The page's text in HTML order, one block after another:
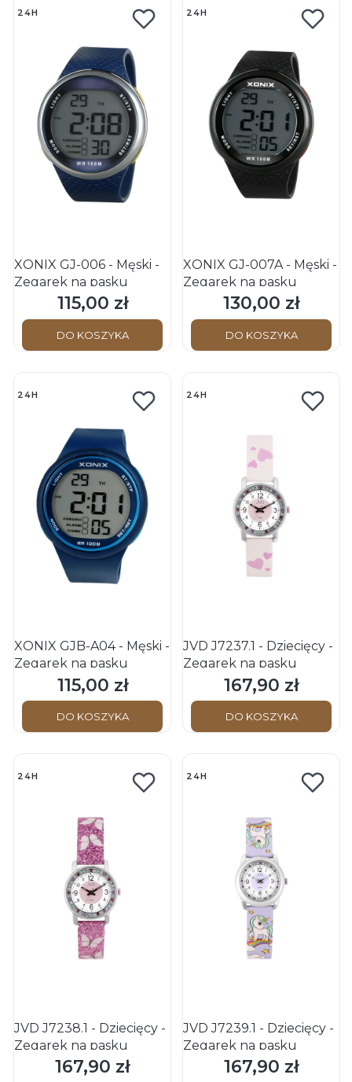
24H
XONIX GJ-006 - Męski -
Zegarek na pasku
Cena
115,00 zł
DO KOSZYKA
24H
XONIX GJ-007A - Męski -
Zegarek na pasku
Cena
130,00 zł
DO KOSZYKA
24H
XONIX GJB-A04 - Męski -
Zegarek na pasku
Cena
115,00 zł
DO KOSZYKA
24H
JVD J7237.1 - Dziecięcy -
Zegarek na pasku
Cena
167,90 zł
DO KOSZYKA
24H
JVD J7238.1 - Dziecięcy -
Zegarek na pasku
Cena
167,90 zł
24H
JVD J7239.1 - Dziecięcy -
Zegarek na pasku
Cena
167,90 zł